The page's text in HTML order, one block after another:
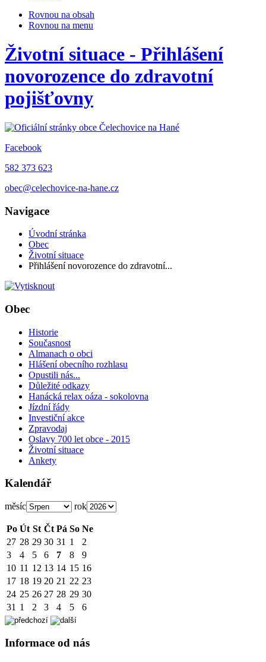
Rovnou na obsah
Rovnou na menu
Životní situace - Přihlášení
novorozence do zdravotní
pojišťovny
Facebook
582 373 623
obec@celechovice-na-hane.cz
Navigace
Úvodní stránka
Obec
Životní situace
Přihlášení novorozence do zdravotní...
Obec
Historie
Současnost
Almanach o obci
Hlášení obecního rozhlasu
Opustili nás...
Důležité odkazy
Hanácká relax oáza - sokolovna
Jízdní řády
Investiční akce
Zpravodaj
Oslavy 700 let obce - 2015
Životní situace
Ankety
Kalendář
měsíc rok
Po Út St Čt Pá So Ne
27 28 29 30 31 1
2
3
4 5 6 7 8
9
10 11 12 13 14 15 16
17 18 19 20 21 22 23
24 25 26 27 28 29 30
31 1 2 3 4 5 6
Informace od nás